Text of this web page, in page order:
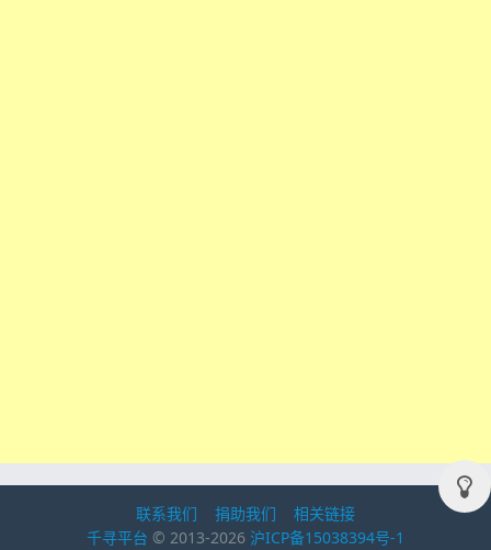
联系我们 捐助我们
相关链接
千寻平台 © 2013-2026 沪ICP备15038394号-1